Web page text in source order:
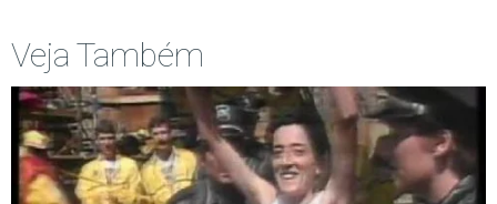
Veja Também